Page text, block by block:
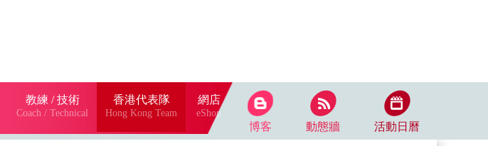
教練 / 技術
Coach / Technical
香港代表隊
Hong Kong Team
網店
eShop
博客 動態牆 活動日曆